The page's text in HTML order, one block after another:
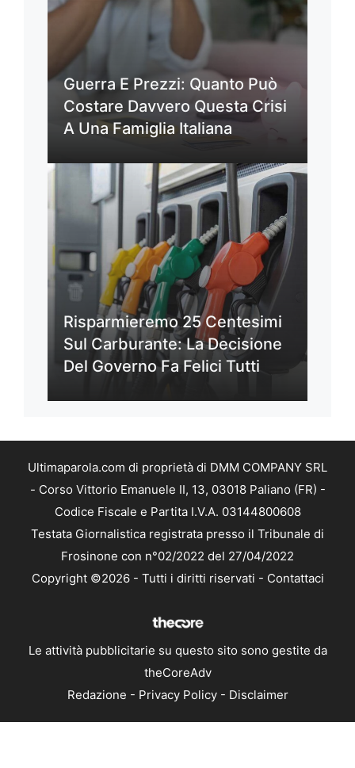
Guerra E Prezzi: Quanto Può
Costare Davvero Questa Crisi
A Una Famiglia Italiana
Risparmieremo 25 Centesimi
Sul Carburante: La Decisione
Del Governo Fa Felici Tutti
Ultimaparola.com di proprietà di DMM COMPANY SRL
- Corso Vittorio Emanuele II, 13, 03018 Paliano (FR) -
Codice Fiscale e Partita I.V.A. 03144800608
Testata Giornalistica registrata presso il Tribunale di
Frosinone con n°02/2022 del 27/04/2022
Copyright ©2026 - Tutti i diritti riservati - Contattaci
Le attività pubblicitarie su questo sito sono gestite da
theCoreAdv
Redazione - Privacy Policy- Disclaimer